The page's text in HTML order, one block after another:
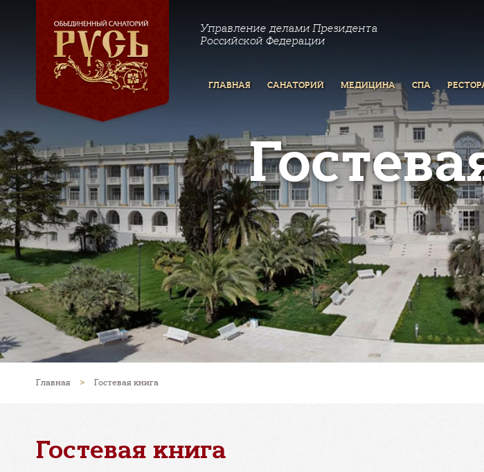
Управление делами Президента
Российской Федерации
ГЛАВНАЯ САНАТОРИЙ МЕДИЦИНА СПА
Главная > Гостевая книга
Гостевая книга